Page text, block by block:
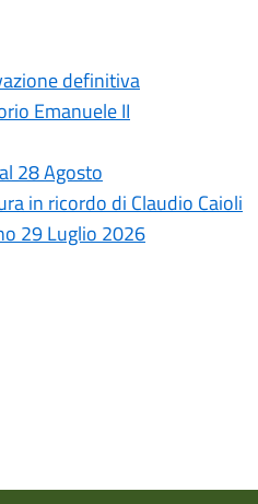
definitiva
Emanuele II
28 Agosto
in ricordo di Claudio Caioli
29 Luglio 2026